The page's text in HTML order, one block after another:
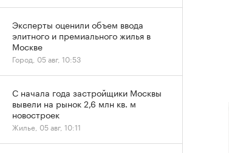
Эксперты оценили объем ввода
элитного и премиального жилья в
Москве
Город, 05 авг, 10:53
С начала года застройщики Москвы
вывели на рынок 2,6 млн кв. м
новостроек
Жилье, 05 авг, 10:11